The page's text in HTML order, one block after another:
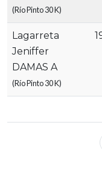
(Río Pinto 30 K)
Lagarreta
Jeniffer
DAMAS A
(Río Pinto 30 K)